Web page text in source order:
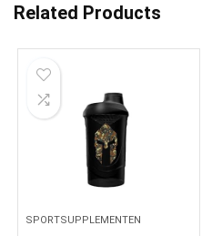
Related Products
SPORTSUPPLEMENTEN